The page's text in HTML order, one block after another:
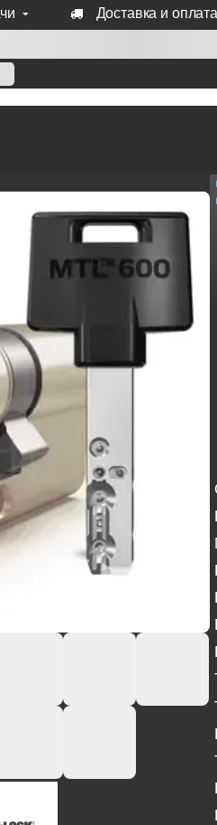
Доставка и оплата
Fratelli, Tupai, Extreza,